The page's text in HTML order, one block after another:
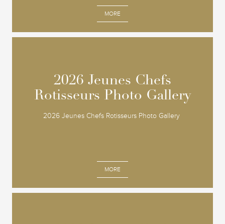
MORE
2026 Jeunes Chefs
Rotisseurs Photo Gallery
2026 Jeunes Chefs Rotisseurs Photo Gallery
MORE
2026 Jeunes Chefs
Rotisseurs Photo Gallery